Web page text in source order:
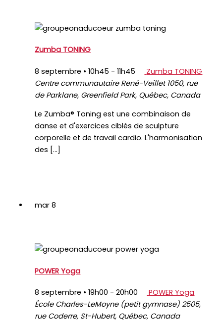
Zumba TONING
8 septembre • 10h45 -11h45
Zumba TONING
Centre communautaire René-Veillet 1050, rue
de Parklane, Greenfield Park, Québec, Canada
Le Zumba® Toning est une combinaison de
danse et d'exercices ciblés de sculpture
corporelle et de travail cardio. L'harmonisation
des […]
mar8
POWER Yoga
8 septembre • 19h00 -20h00
POWER Yoga
École Charles-LeMoyne (petit gymnase)2505,
rue Coderre, St-Hubert, Québec, Canada